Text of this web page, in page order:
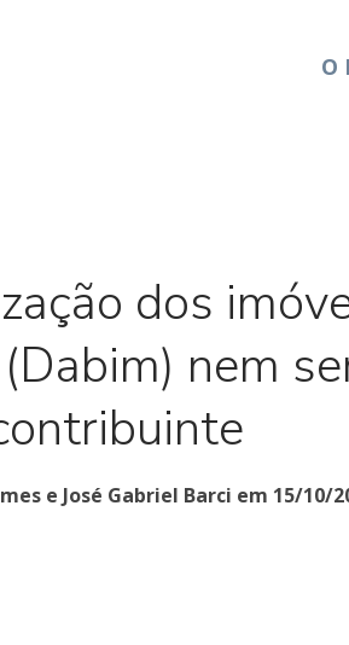
O
dos
nem
e José Gabriel Barci em 15/10/